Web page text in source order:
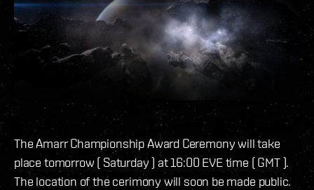
The Amarr Championship Award Ceremony will take
place tomorrow ( Saturday ) at 16:00 EVE time ( GMT ).
The location of the cerimony will soon be made public.